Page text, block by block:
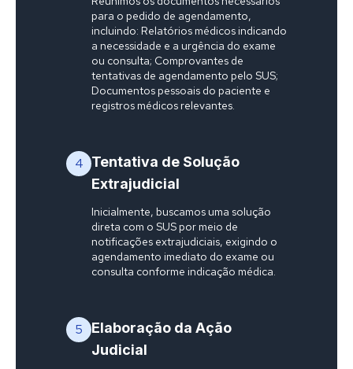
para o pedido de agendamento,
incluindo: Relatórios médicos indicando
a necessidade e a urgência do exame
ou consulta; Comprovantes de
tentativas de agendamento pelo SUS;
Documentos pessoais do paciente e
registros médicos relevantes.
4 Tentativa de Solução
Extrajudicial
Inicialmente, buscamos uma solução
direta com o SUS por meio de
notificações extrajudiciais, exigindo o
agendamento imediato do exame ou
consulta conforme indicação médica.
5
Elaboração da Ação
Judicial